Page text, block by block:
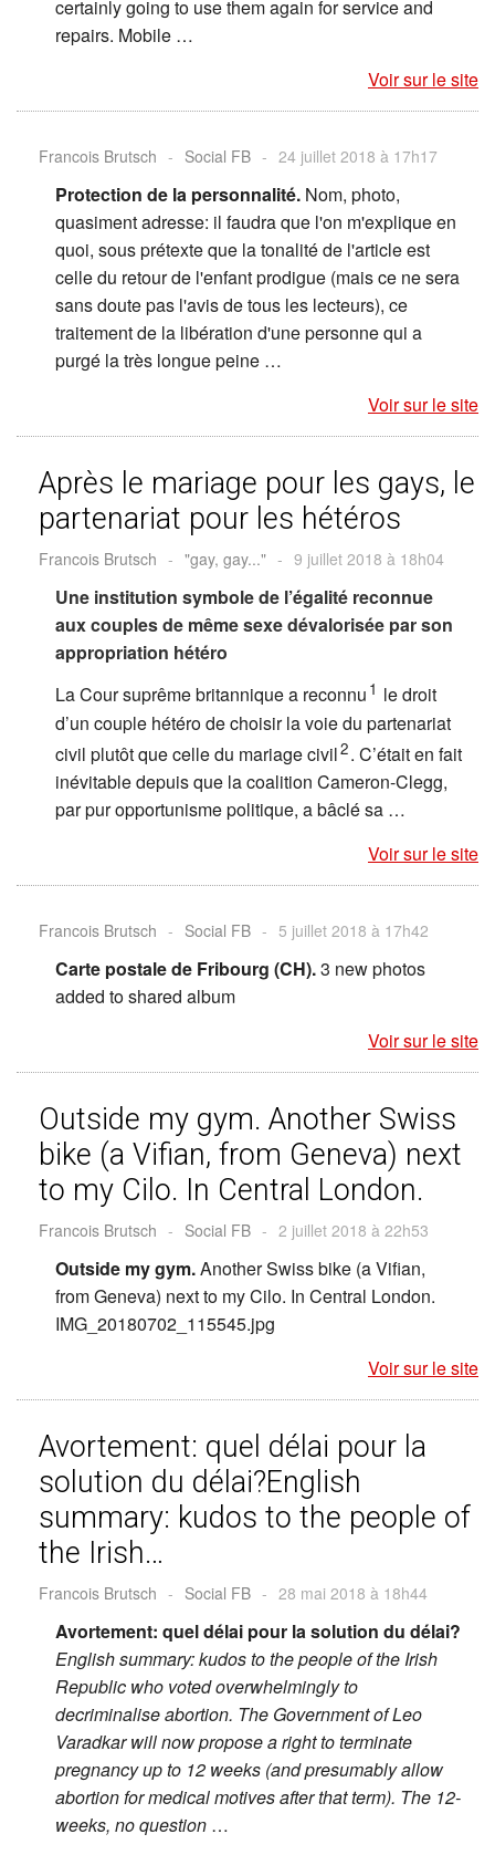
certainly going to use them again for service and
repairs. Mobile …
Voir sur le site
Francois Brutsch - Social FB - 24 juillet 2018 à 17h17
Protection de la personnalité. Nom, photo,
quasiment adresse: il faudra que l'on m'explique en
quoi, sous prétexte que la tonalité de l'article est
celle du retour de l'enfant prodigue (mais ce ne sera
sans doute pas l'avis de tous les lecteurs), ce
traitement de la libération d'une personne qui a
purgé la très longue peine …
Voir sur le site
Après le mariage pour les gays, le
partenariat pour les hétéros
Francois Brutsch - "gay, gay..." - 9 juillet 2018 à 18h04
Une institution symbole de l’égalité reconnue
aux couples de même sexe dévalorisée par son
appropriation hétéro
La Cour suprême britannique a reconnu 1 le droit
d’un couple hétéro de choisir la voie du partenariat
civil plutôt que celle du mariage civil2. C’était en fait
inévitable depuis que la coalition Cameron-Clegg,
par pur opportunisme politique, a bâclé sa …
Voir sur le site
Francois Brutsch - Social FB - 5 juillet 2018 à 17h42
Carte postale de Fribourg (CH).3 new photos
added to shared album
Voir sur le site
Outside my gym. Another Swiss
bike (a Vifian, from Geneva) next
to my Cilo. In Central London.
Francois Brutsch - Social FB - 2 juillet 2018 à 22h53
Outside my gym.Another Swiss bike (a Vifian,
from Geneva) next to my Cilo. In Central London.
IMG_20180702_115545.jpg
Voir sur le site
Avortement: quel délai pour la
solution du délai?English
summary: kudos to the people of
the Irish…
Francois Brutsch - Social FB - 28 mai 2018 à 18h44
Avortement: quel délai pour la solution du délai?
English summary: kudos to the people of the Irish
Republic who voted overwhelmingly to
decriminalise abortion. The Government of Leo
Varadkar will now propose a right to terminate
pregnancy up to 12 weeks (and presumably allow
abortion for medical motives after that term). The 12-
weeks, no question …